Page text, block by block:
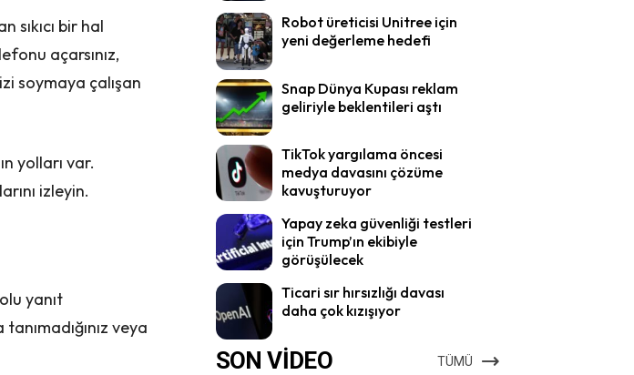
sıkıcı bir hal
açarsınız,
soymaya çalışan
yolları var.
izleyin.
yanıt
veya
Robot üreticisi Unitree için
yeni değerleme hedefi
Snap Dünya Kupası reklam
geliriyle beklentileri aştı
TikTok yargılama öncesi
medya davasını çözüme
kavuşturuyor
Yapay zeka güvenliği testleri
için Trump’ın ekibiyle
görüşülecek
Ticari sır hırsızlığı davası
daha çok kızışıyor
SON VİDEO TÜMÜ